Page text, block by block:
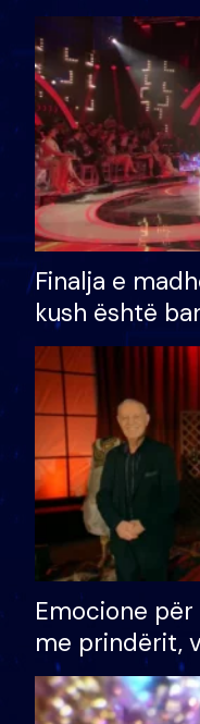
Finalja e
kush është
shtëpinë dhe
të fituar
Emocione
me prindërit,
divorci apo jo?